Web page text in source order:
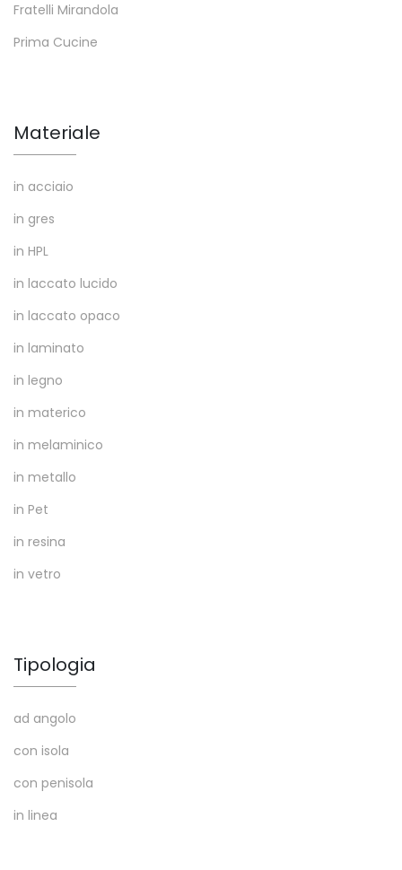
Fratelli Mirandola
Prima Cucine
Materiale
in acciaio
in gres
in HPL
in laccato lucido
in laccato opaco
in laminato
in legno
in materico
in melaminico
in metallo
in Pet
in resina
in vetro
Tipologia
ad angolo
con isola
con penisola
in linea